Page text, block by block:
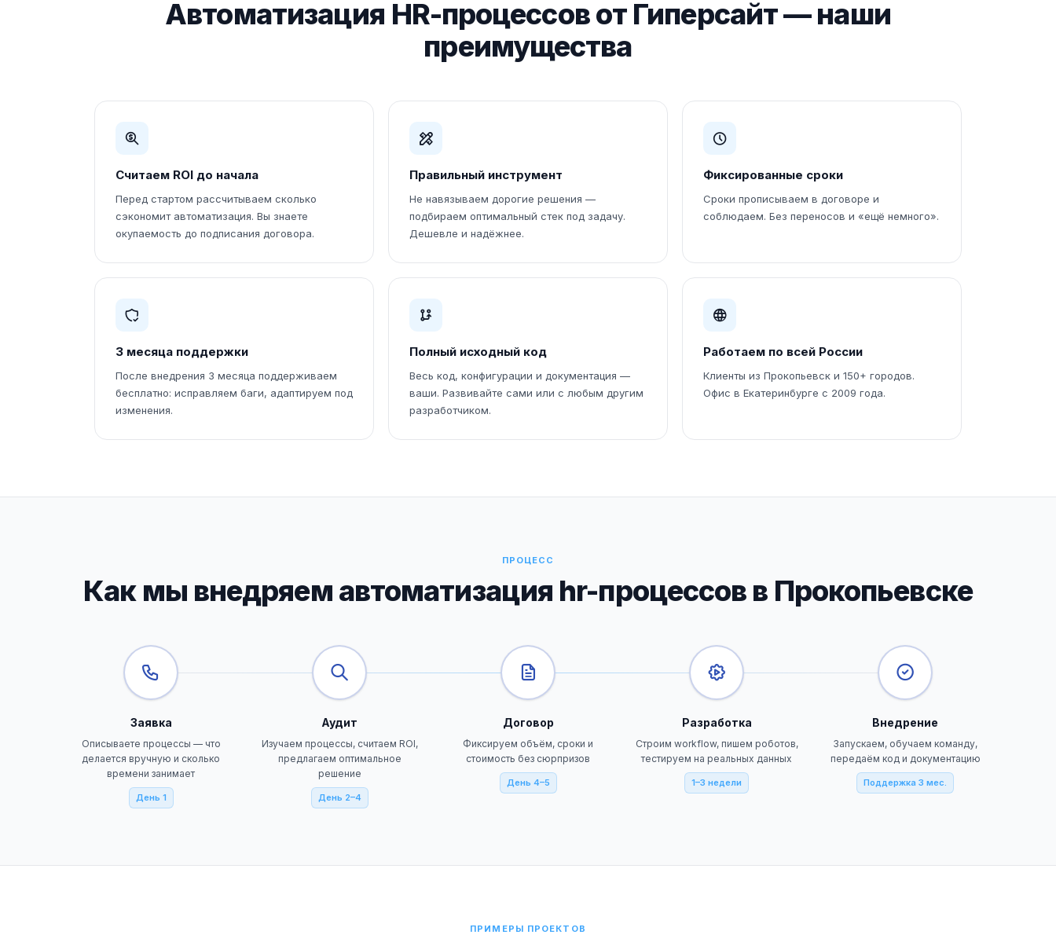
Автоматизация HR-процессов от Гиперсайт — наши
преимущества
Считаем ROI до начала
Перед стартом рассчитываем сколько
сэкономит автоматизация. Вы знаете
окупаемость до подписания договора.
Правильный инструмент
Не навязываем дорогие решения —
подбираем оптимальный стек под задачу.
Дешевле и надёжнее.
Фиксированные сроки
Сроки прописываем в договоре и
соблюдаем. Без переносов и «ещё немного».
3 месяца поддержки
После внедрения 3 месяца поддерживаем
бесплатно: исправляем баги, адаптируем под
изменения.
Полный исходный код
Весь код, конфигурации и документация —
ваши. Развивайте сами или с любым другим
разработчиком.
Работаем по всей России
Клиенты из Прокопьевск и 150+ городов.
Офис в Екатеринбурге с 2009 года.
ПРОЦЕСС
Как мы внедряем автоматизация hr-процессов в Прокопьевске
Заявка
Описываете процессы — что
делается вручную и сколько
времени занимает
День 1
Аудит
Изучаем процессы, считаем ROI,
предлагаем оптимальное
решение
День 2–4
Договор
Фиксируем объём, сроки и
стоимость без сюрпризов
День 4–5
Разработка
Строим workflow, пишем роботов,
тестируем на реальных данных
1–3 недели
Внедрение
Запускаем, обучаем команду,
передаём код и документацию
Поддержка 3 мес.
ПРИМЕРЫ ПРОЕКТОВ